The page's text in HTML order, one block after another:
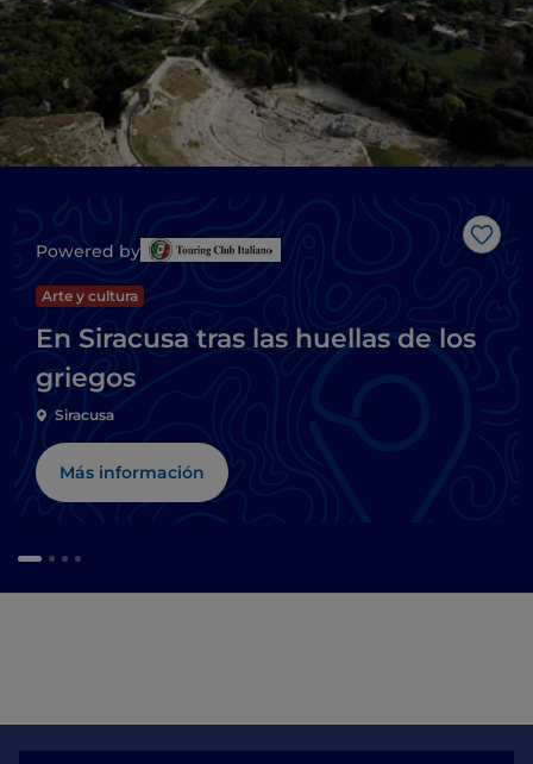
Me
Powered by
Arte y cultura
En Siracusa tras las huellas de los
griegos
Siracusa
Más información